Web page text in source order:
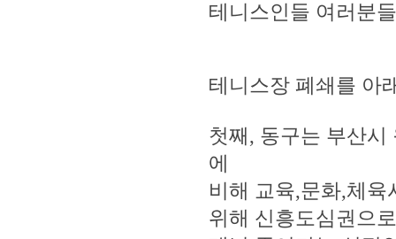
테니스인들 여러분
테니스장 폐쇄를 아
첫째, 동구는 부산
에
비해 교육,문화,체
위해 신흥도심권으